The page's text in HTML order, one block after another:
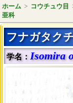
ホーム > コウチュウ目
亜科
フナガタク
学名： Isomira